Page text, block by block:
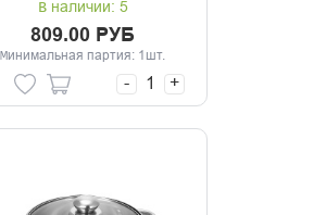
В наличии: 5
809.00 РУБ
Минимальная партия: 1шт.
- +